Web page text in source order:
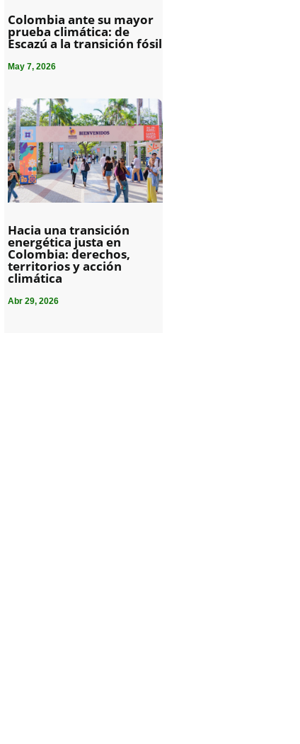
Colombia ante su mayor
prueba climática: de
Escazú a la transición fósil
May 7, 2026
Hacia una transición
energética justa en
Colombia: derechos,
territorios y acción
climática
Abr 29, 2026